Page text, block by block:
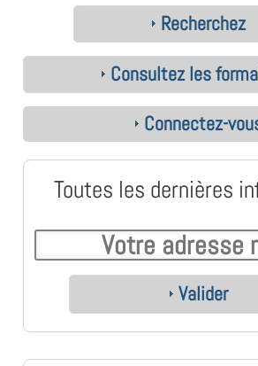
Recherchez
Consultez les
Connectez-
Toutes les dernières
Valider